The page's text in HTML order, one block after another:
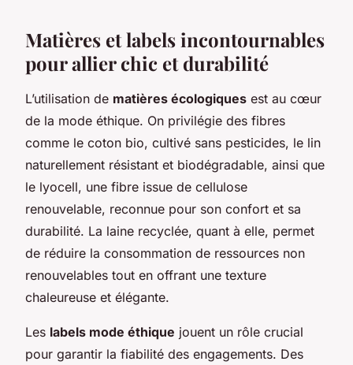
Matières et labels incontournables
pour allier chic et durabilité
L’utilisation de matières écologiques est au cœur
de la mode éthique. On privilégie des fibres
comme le coton bio, cultivé sans pesticides, le lin
naturellement résistant et biodégradable, ainsi que
le lyocell, une fibre issue de cellulose
renouvelable, reconnue pour son confort et sa
durabilité. La laine recyclée, quant à elle, permet
de réduire la consommation de ressources non
renouvelables tout en offrant une texture
chaleureuse et élégante.
Les labels mode éthique jouent un rôle crucial
pour garantir la fiabilité des engagements. Des